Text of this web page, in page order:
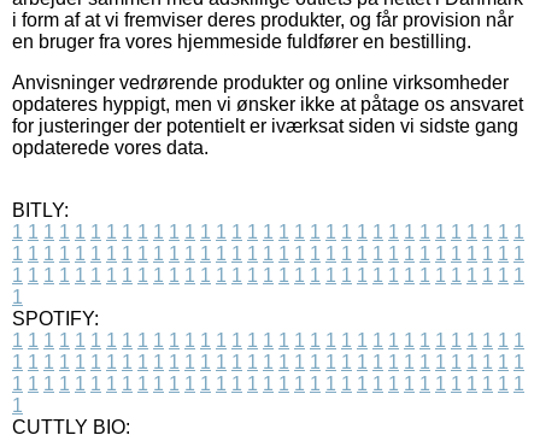
i form af at vi fremviser deres produkter, og får provision når
en bruger fra vores hjemmeside fuldfører en bestilling.
Anvisninger vedrørende produkter og online virksomheder
opdateres hyppigt, men vi ønsker ikke at påtage os ansvaret
for justeringer der potentielt er iværksat siden vi sidste gang
opdaterede vores data.
BITLY:
1 1 1 1 1 1 1 1 1 1 1 1 1 1 1 1 1 1 1 1 1 1 1 1 1 1 1 1 1 1 1 1 1
1 1 1 1 1 1 1 1 1 1 1 1 1 1 1 1 1 1 1 1 1 1 1 1 1 1 1 1 1 1 1 1 1
1 1 1 1 1 1 1 1 1 1 1 1 1 1 1 1 1 1 1 1 1 1 1 1 1 1 1 1 1 1 1 1 1
1
SPOTIFY:
1 1 1 1 1 1 1 1 1 1 1 1 1 1 1 1 1 1 1 1 1 1 1 1 1 1 1 1 1 1 1 1 1
1 1 1 1 1 1 1 1 1 1 1 1 1 1 1 1 1 1 1 1 1 1 1 1 1 1 1 1 1 1 1 1 1
1 1 1 1 1 1 1 1 1 1 1 1 1 1 1 1 1 1 1 1 1 1 1 1 1 1 1 1 1 1 1 1 1
1
CUTTLY BIO: